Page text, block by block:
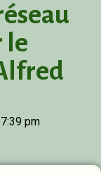
le
7:39 pm